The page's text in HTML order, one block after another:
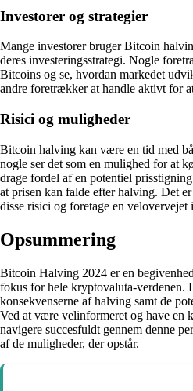
Investorer og strategier
Mange investorer bruger Bitcoin
deres investeringsstrategi. Nogle
Bitcoins og se, hvordan markedet
andre foretrækker at handle aktivt for
Risici og muligheder
Bitcoin halving kan være en tid med
nogle ser det som en mulighed for at
drage fordel af en potentiel
at prisen kan falde efter halving. Det
disse risici og foretage en velovervejet
Opsummering
Bitcoin Halving 2024 er en
fokus for hele kryptovaluta-verdenen.
konsekvenserne af halving samt de
Ved at være velinformeret og have en
navigere succesfuldt gennem denne
af de muligheder, der opstår.